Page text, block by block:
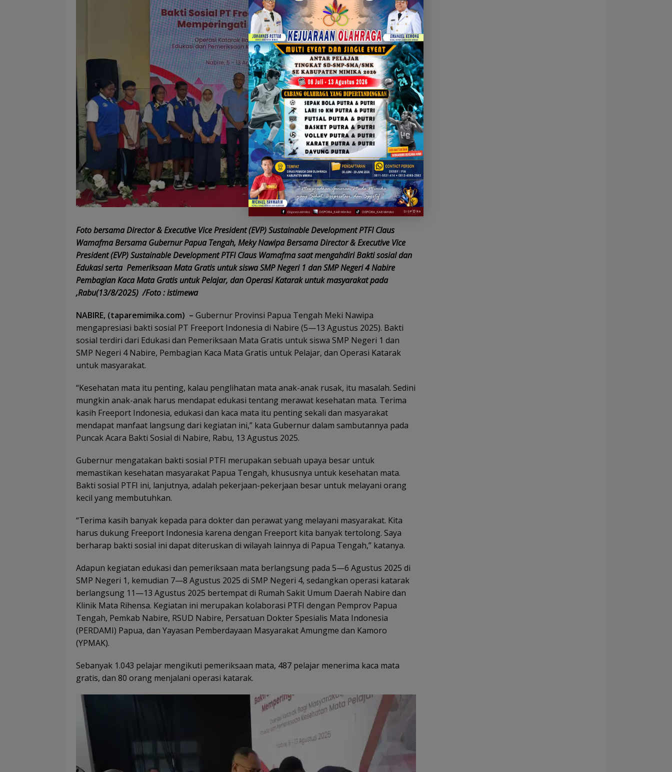
Foto bersama Director & Executive Vice President (EVP) Sustainable Development PTFI Claus
Wamafma Bersama Gubernur Papua Tengah, Meky Nawipa Bersama Director & Executive Vice
President (EVP) Sustainable Development PTFI Claus Wamafma saat mengahdiri Bakti sosial dan
Edukasi serta Pemeriksaan Mata Gratis untuk siswa SMP Negeri 1 dan SMP Negeri 4 Nabire
Pembagian Kaca Mata Gratis untuk Pelajar, dan Operasi Katarak untuk masyarakat pada
,Rabu(13/8/2025) /Foto : istimewa
NABIRE, (taparemimika.com) – Gubernur Provinsi Papua Tengah Meki Nawipa
mengapresiasi bakti sosial PT Freeport Indonesia di Nabire (5—13 Agustus 2025). Bakti
sosial terdiri dari Edukasi dan Pemeriksaan Mata Gratis untuk siswa SMP Negeri 1 dan
SMP Negeri 4 Nabire, Pembagian Kaca Mata Gratis untuk Pelajar, dan Operasi Katarak
untuk masyarakat.
“Kesehatan mata itu penting, kalau penglihatan mata anak-anak rusak, itu masalah. Sedini
mungkin anak-anak harus mendapat edukasi tentang merawat kesehatan mata. Terima
kasih Freeport Indonesia, edukasi dan kaca mata itu penting sekali dan masyarakat
mendapat manfaat langsung dari kegiatan ini,” kata Gubernur dalam sambutannya pada
Puncak Acara Bakti Sosial di Nabire, Rabu, 13 Agustus 2025.
Gubernur mengatakan bakti sosial PTFI merupakan sebuah upaya besar untuk
memastikan kesehatan masyarakat Papua Tengah, khususnya untuk kesehatan mata.
Bakti sosial PTFI ini, lanjutnya, adalah pekerjaan-pekerjaan besar untuk melayani orang
kecil yang membutuhkan.
“Terima kasih banyak kepada para dokter dan perawat yang melayani masyarakat. Kita
harus dukung Freeport Indonesia karena dengan Freeport kita banyak tertolong. Saya
berharap bakti sosial ini dapat diteruskan di wilayah lainnya di Papua Tengah,” katanya.
Adapun kegiatan edukasi dan pemeriksaan mata berlangsung pada 5—6 Agustus 2025 di
SMP Negeri 1, kemudian 7—8 Agustus 2025 di SMP Negeri 4, sedangkan operasi katarak
berlangsung 11—13 Agustus 2025 bertempat di Rumah Sakit Umum Daerah Nabire dan
Klinik Mata Rihensa. Kegiatan ini merupakan kolaborasi PTFI dengan Pemprov Papua
Tengah, Pemkab Nabire, RSUD Nabire, Persatuan Dokter Spesialis Mata Indonesia
(PERDAMI) Papua, dan Yayasan Pemberdayaan Masyarakat Amungme dan Kamoro
(YPMAK).
Sebanyak 1.043 pelajar mengikuti pemeriksaan mata, 487 pelajar menerima kaca mata
gratis, dan 80 orang menjalani operasi katarak.